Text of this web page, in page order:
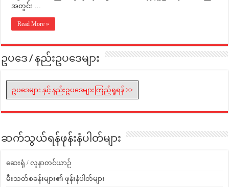
အတွင်း …
Read More »
ဥပဒေ / နည်းဥပဒေများ
ဥပဒေများ နှင့် နည်းဥပဒေများကြည့်ရှုရန် >>
ဆက်သွယ်ရန်ဖုန်းနံပါတ်များ
ဆေးရုံ / လူနာတင်ယာဉ်
မီးသတ်စခန်းများ၏ ဖုန်းနံပါတ်များ